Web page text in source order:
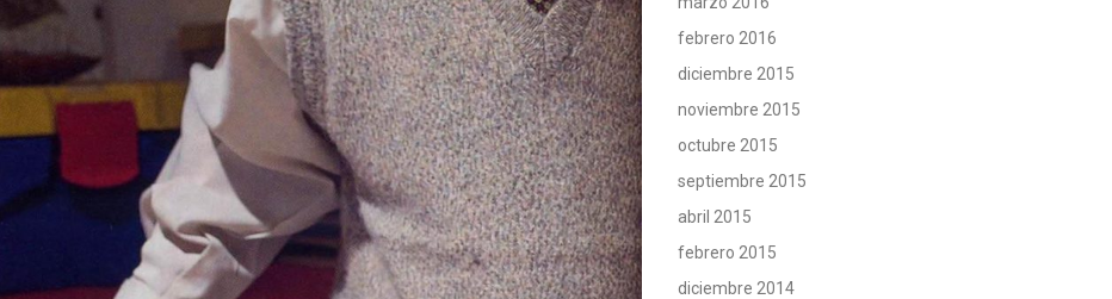
febrero 2016
diciembre 2015
noviembre 2015
octubre 2015
septiembre 2015
abril 2015
febrero 2015
diciembre 2014